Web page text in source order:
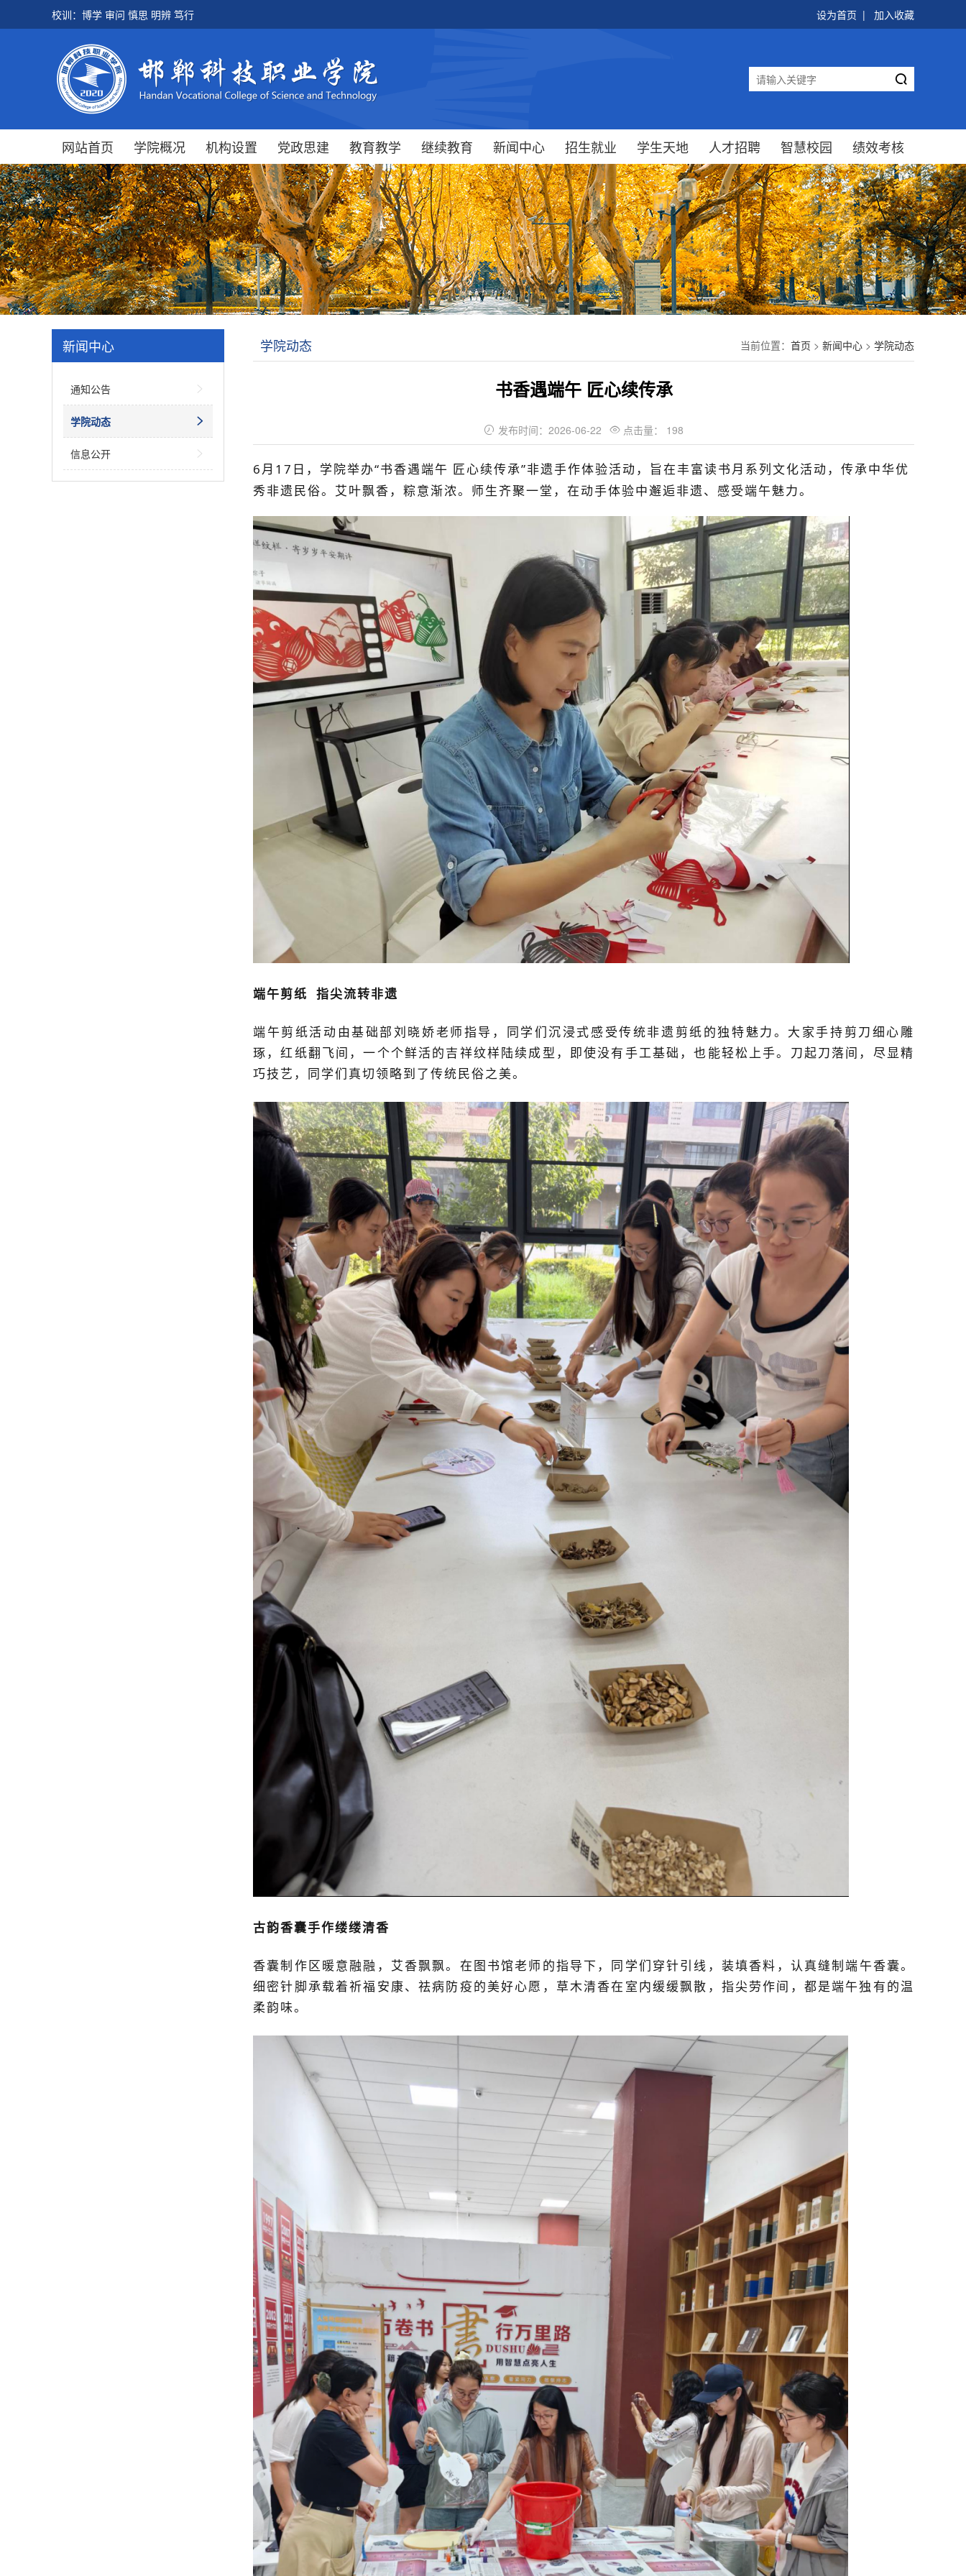
校训：博学 审问 慎思 明辨 笃行 设为首页 | 加入收藏

网站首页 学院概况 机构设置 党政思建 教育教学 继续教育 新闻中心 招生就业 学生天地 人才招聘 智慧校园 绩效考核
新闻中心
通知公告 
学院动态 
信息公开 
学院动态 当前位置： 首页 > 新闻中心 > 学院动态
书香遇端午 匠心续传承
 发布时间：2026-06-22  点击量： 198
6月 17 日 ，学院举办“书香遇端午 匠心续传承”非遗手作体验活动 ，旨在丰富读书月系列文化活动，传承中华优
秀非遗民俗。 艾叶飘香，粽意渐浓。 师生齐聚一堂，在动手体验中邂逅非遗、感受端午魅力。
端午剪纸 指尖流转非遗
端午剪纸活动由基础部刘晓娇老师指导，同学们沉浸式感受传统非遗剪纸的独特魅力。 大家手持剪刀细心雕
琢，红纸翻飞间，一个个鲜活的吉祥纹样陆续成型，即使没有手工基础，也能轻松上手。刀起刀落间，尽显精
巧技艺，同学们真切领略到了传统民俗之美。
古韵香囊手作缕缕清香
香囊制作区暖意融融 ， 艾香飘飘。在图书馆老师的指导下，同学们穿针引线，装填香料，认真缝制端午香囊。
细密针脚承载着祈福安康、祛病防疫的美好心愿，草木清香在室内缓缓飘散，指尖劳作间，都是端午独有的温
柔韵味。